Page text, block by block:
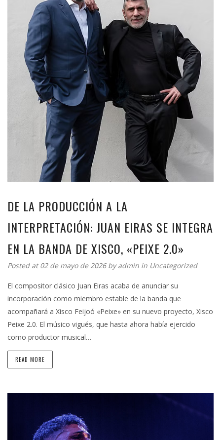
DE LA PRODUCCIÓN A LA
INTERPRETACIÓN: JUAN EIRAS SE INTEGRA
EN LA BANDA DE XISCO, «PEIXE 2.0»
Posted at 02 de mayo de 2026 byadmin in Uncategorized
El compositor clásico Juan Eiras acaba de anunciar su
incorporación como miembro estable de la banda que
acompañará a Xisco Feijoó «Peixe» en su nuevo proyecto, Xisco
Peixe 2.0. El músico vigués, que hasta ahora había ejercido
como productor musical…
READ MORE